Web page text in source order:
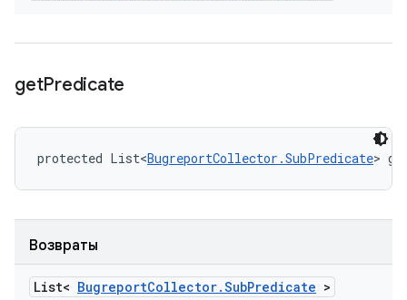
getPredicate
protected List<BugreportCollector.SubPredicate>
Возвраты
List< BugreportCollector.SubPredicate >